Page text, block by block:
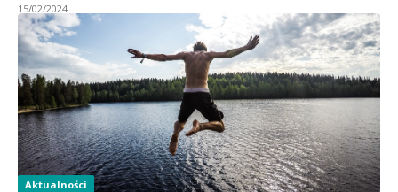
15/02/2024
Aktualności